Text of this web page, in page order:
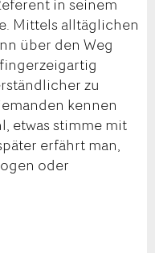
Mittels alltäglichen
über den Weg
zu
kennen
etwas stimme mit
erfährt man,
oder